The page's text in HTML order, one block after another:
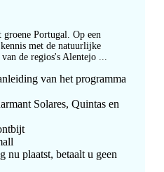
Portugal. Op een
met de natuurlijke
de regios's Alentejo ...
van het programma
Solares, Quintas en
nu plaatst, betaalt u geen